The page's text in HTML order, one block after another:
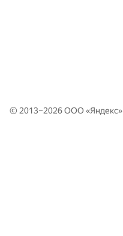
© 2013–2026 ООО «Яндекс»